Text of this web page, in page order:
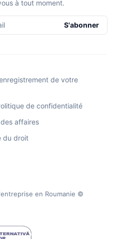
à tout moment.
S'abonner
de votre
de confidentialité
affaires
du droit
en Roumanie ©